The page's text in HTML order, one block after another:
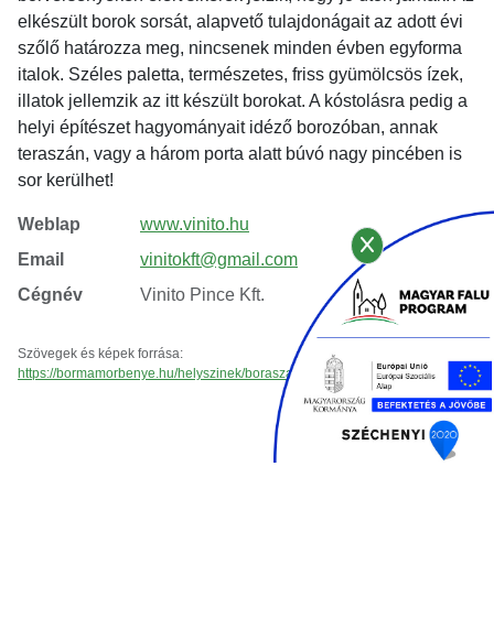
elkészült borok sorsát, alapvető tulajdonágait az adott évi
szőlő határozza meg, nincsenek minden évben egyforma
italok. Széles paletta, természetes, friss gyümölcsös ízek,
illatok jellemzik az itt készült borokat. A kóstolásra pedig a
helyi építészet hagyományait idéző borozóban, annak
teraszán, vagy a három porta alatt búvó nagy pincében is
sor kerülhet!
Weblap
www.vinito.hu
Email
vinitokft@gmail.com
Cégnév
Vinito Pince Kft.
Szövegek és képek forrása:
https://bormamorbenye.hu/helyszinek/boraszatok/vinito-boraszat/